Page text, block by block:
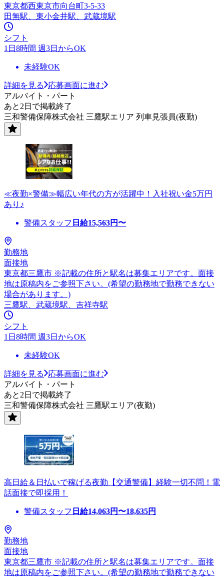
東京都西東京市向台町3-5-33
田無駅、東小金井駅、武蔵境駅
シフト
1日8時間 週3日からOK
未経験OK
詳細を見る
応募画面に進む
アルバイト・パート
あと2日で掲載終了
三和警備保障株式会社 三鷹駅エリア 列車見張員(夜勤)
≪夜勤×警備≫幅広い年代の方が活躍中！入社祝い金5万円
あり♪
警備スタッフ 日給15,563円〜
勤務地
面接地
東京都三鷹市 ※記載の住所と駅名は募集エリアです。面接
地は原稿内をご参照下さい。(希望の勤務地で勤務できない
場合があります。)
三鷹駅、武蔵境駅、吉祥寺駅
シフト
1日8時間 週3日からOK
未経験OK
詳細を見る
応募画面に進む
アルバイト・パート
あと2日で掲載終了
三和警備保障株式会社 三鷹駅エリア(夜勤)
高日給＆日払いで稼げる夜勤【交通警備】経験一切不問！電
話面接で即採用！
警備スタッフ 日給14,063円〜18,635円
勤務地
面接地
東京都三鷹市 ※記載の住所と駅名は募集エリアです。面接
地は原稿内をご参照下さい。(希望の勤務地で勤務できない